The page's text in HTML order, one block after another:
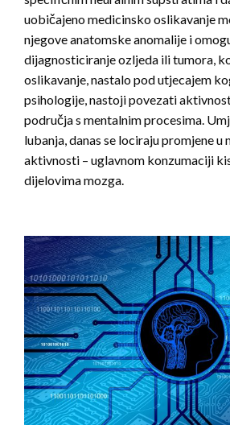
uobičajeno medicinsko oslikavanje
njegove anatomske anomalije i
dijagnosticiranje ozljeda ili tumora,
oslikavanje, nastalo pod utjecajem
psihologije, nastoji povezati
područja s mentalnim procesima.
lubanja, danas se lociraju promjene
aktivnosti – uglavnom konzumaciji
dijelovima mozga.